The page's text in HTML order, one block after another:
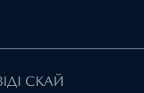
СКАЙ